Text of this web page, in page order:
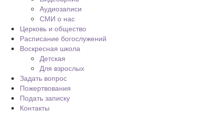
Аудиозаписи
СМИ о нас
Церковь и общество
Расписание богослужений
Воскресная школа
Детская
Для взрослых
Задать вопрос
Пожертвования
Подать записку
Контакты